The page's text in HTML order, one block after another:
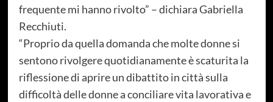
frequente mi hanno rivolto” – dichiara Gabriella
Recchiuti.
“Proprio da quella domanda che molte donne si
sentono rivolgere quotidianamente è scaturita la
riflessione di aprire un dibattito in città sulla
difficoltà delle donne a conciliare vita lavorativa e